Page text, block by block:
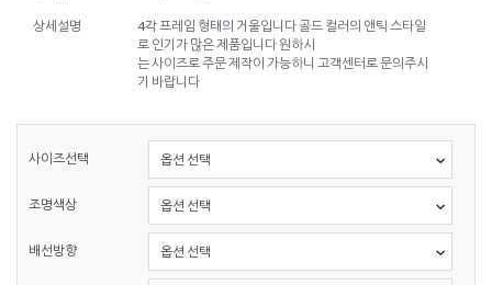
상세설명
4각 프레임 형태의 거울입니다 골드 컬러의 앤틱 스타일
로 인기가 많은 제품입니다 원하시
는 사이즈로 주문 제작이 가능하니 고객센터로 문의주시
기 바랍니다
사이즈선택
조명색상
배선방향